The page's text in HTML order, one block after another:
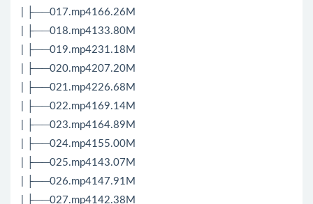
| ├──017.mp4166.26M
| ├──018.mp4133.80M
| ├──019.mp4231.18M
| ├──020.mp4207.20M
| ├──021.mp4226.68M
| ├──022.mp4169.14M
| ├──023.mp4164.89M
| ├──024.mp4155.00M
| ├──025.mp4143.07M
| ├──026.mp4147.91M
| ├──027.mp4142.38M